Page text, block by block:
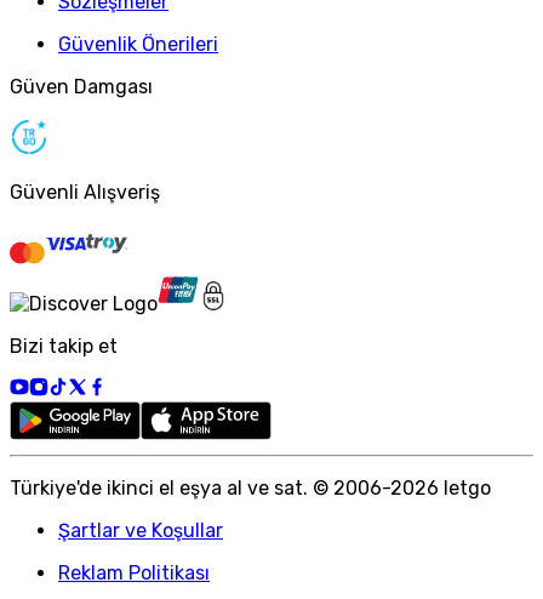
Güvenlik Önerileri
Güven Damgası
Güvenli Alışveriş
Bizi takip et
Türkiye'de ikinci el eşya al ve sat. © 2006-2026 letgo
Şartlar ve Koşullar
Reklam Politikası